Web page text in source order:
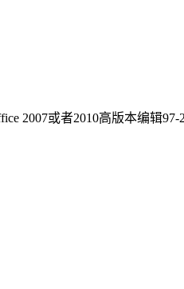
2007或者2010高版本编辑